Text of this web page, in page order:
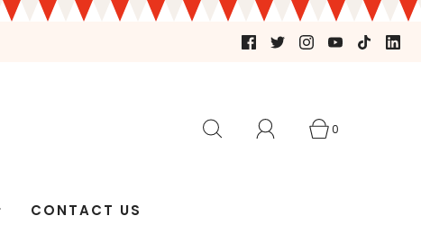
0
CONTACT US